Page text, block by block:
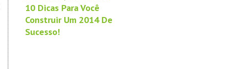
10 Dicas Para Você
Construir Um 2014 De
Sucesso!